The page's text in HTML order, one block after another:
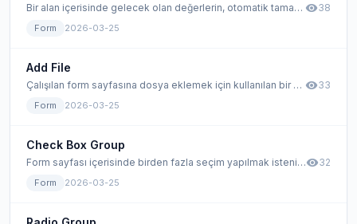
Bir alan içerisinde gelecek olan değerlerin, otomatik tamamlama özelliğine sahip olunacağı durumlarda kullanılan form elemanıdır.
Form 2026-03-25
visibility38
Add File
Çalışılan form sayfasına dosya eklemek için kullanılan bir araçtır. Dosya ekle ile eklenen resim veya PDF dosyalarına tıklayarak dosyayı görüntüleyebilirsiniz.
Form 2026-03-25
visibility33
Check Box Group
Form sayfası içerisinde birden fazla seçim yapılmak istenildiği durumlarda kullanılan form elemanıdır. Bu eleman ile çoklu seçimler Form sayfası içerisinde gerçekleştirilebilir.
Form 2026-03-25
visibility32